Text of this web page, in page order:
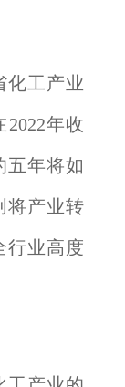
工产业
年收
五年将如
将产业转
行业高度